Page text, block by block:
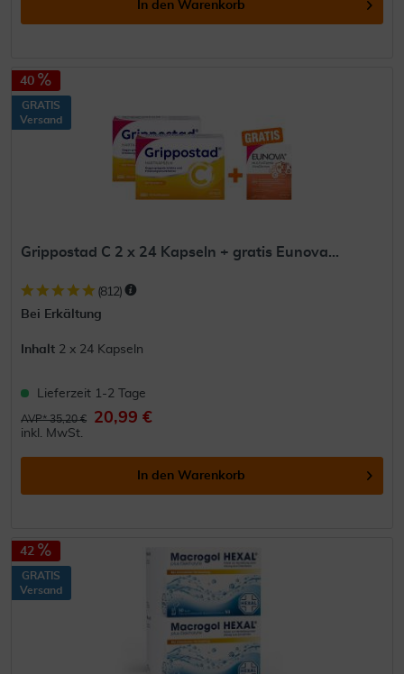
In den Warenkorb
40
GRATIS
Versand
Grippostad C 2 x 24 Kapseln + gratis Eunova...
(812)
Bei Erkältung
Inhalt 2 x 24 Kapseln
Lieferzeit 1-2 Tage
AVP* 35,20 € 20,99 €
inkl. MwSt.
In den Warenkorb
42
GRATIS
Versand